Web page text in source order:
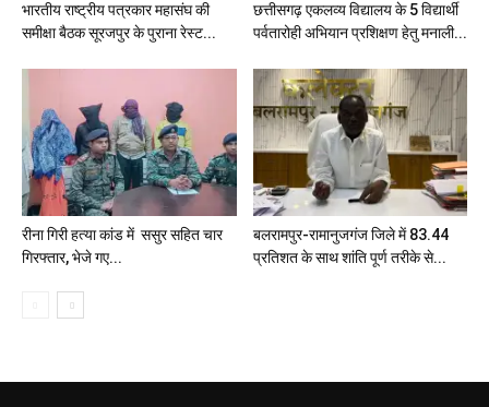
भारतीय राष्ट्रीय पत्रकार महासंघ की
समीक्षा बैठक सूरजपुर के पुराना रेस्ट...
छत्तीसगढ़ एकलव्य विद्यालय के 5 विद्यार्थी
पर्वतारोही अभियान प्रशिक्षण हेतु मनाली...
रीना गिरी हत्या कांड में ससुर सहित चार
गिरफ्तार, भेजे गए...
बलरामपुर-रामानुजगंज जिले में 83.44
प्रतिशत के साथ शांति पूर्ण तरीके से...